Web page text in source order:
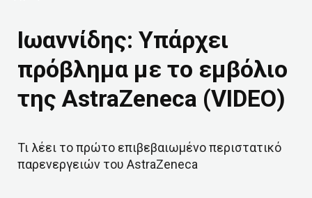
Ιωαννίδης: Υπάρχει
πρόβλημα με το εμβόλιο
της AstraZeneca (VIDEO)
Τι λέει το πρώτο επιβεβαιωμένο περιστατικό
παρενεργειών του AstraZeneca